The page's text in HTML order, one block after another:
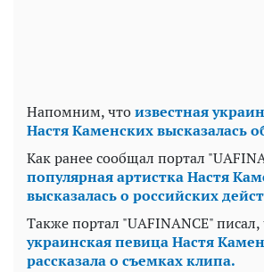
Напомним, чтоизвестная
Настя Каменских высказалась
Как ранее сообщал портал
популярная артистка Настя
высказалась о российских
Также портал "UAFINANCE" писал,
украинская певица Настя
рассказала о съемках клипа.